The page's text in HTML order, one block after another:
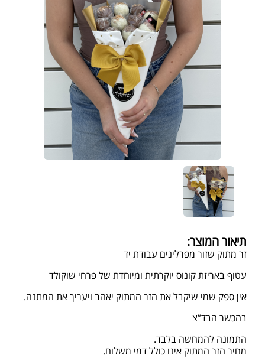
תיאור המוצר:
זר מתוק שזור מפרלינים עבודת יד
עטוף באריזת קונוס יוקרתית ומיוחדת של פרחי שוקולד
אין ספק שמי שיקבל את הזר המתוק יאהב ויעריך את המתנה.
בהכשר הבד”צ
התמונה להמחשה בלבד.
מחיר הזר המתוק אינו כולל דמי משלוח.